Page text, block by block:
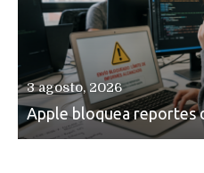
3 agosto, 2026